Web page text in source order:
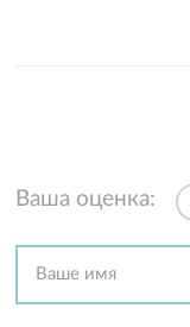
Ваша оценка: